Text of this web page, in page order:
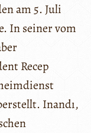
am 5. Juli
In seiner vom
Recep
Inandı,